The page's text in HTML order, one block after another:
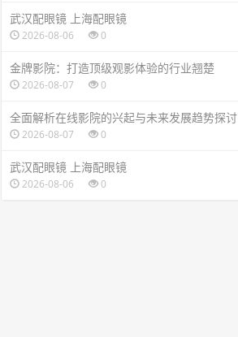
武汉配眼镜 上海配眼镜
2026-08-06 0
金牌影院：打造顶级观影体验的行业翘楚
2026-08-07 0
全面解析在线影院的兴起与未来发展趋势探讨
2026-08-07 0
武汉配眼镜 上海配眼镜
2026-08-06 0